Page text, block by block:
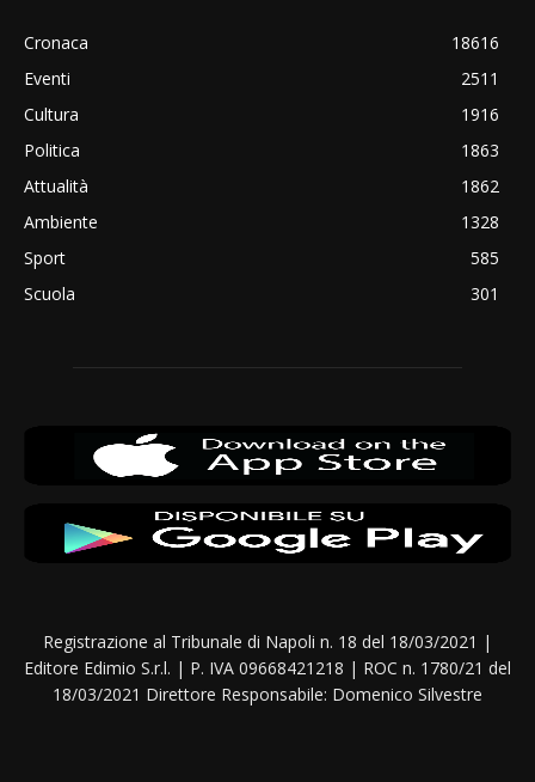
Cronaca
18616
Eventi
2511
Cultura
1916
Politica
1863
Attualità
1862
Ambiente
1328
Sport
585
Scuola
301
Registrazione al Tribunale di Napoli n. 18 del 18/03/2021 |
Editore Edimio S.r.l. | P. IVA 09668421218 | ROC n. 1780/21 del
18/03/2021 Direttore Responsabile: Domenico Silvestre